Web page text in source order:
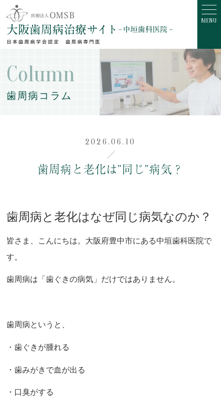
Column
歯周病コラム
2026.06.10
歯周病と老化は”同じ”病気？
歯周病と老化はなぜ同じ病気なのか？
皆さま、こんにちは。大阪府豊中市にある中垣歯科医院で
す。
歯周病は「歯ぐきの病気」だけではありません。
歯周病というと、
・歯ぐきが腫れる
・歯みがきで血が出る
・口臭がする